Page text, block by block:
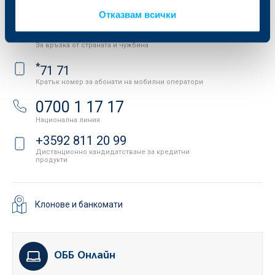
Отказвам всички
Свържете се с нас
+3592 483 17 17
За връзка от страната и чужбина
*71 71
Кратък номер за абонати на мобилни оператори
0700 1 17 17
Национална линия
+3592 811 20 99
Дистанционно кандидатстване за кредитни
продукти
Клонове и банкомати
ОББ Онлайн